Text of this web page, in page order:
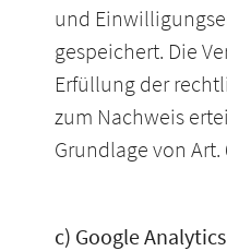
und
gespeichert. Die
Erfüllung der
zum Nachweis
Grundlage von Art.
c) Google Analytics